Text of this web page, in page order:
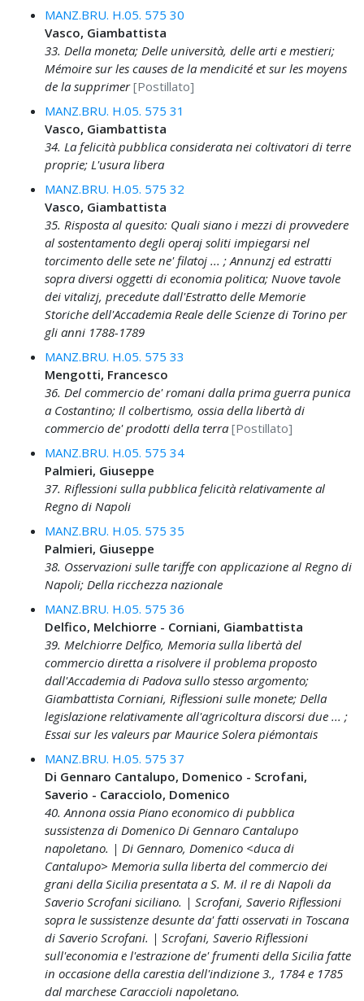
MANZ.BRU. H.05. 575 30
Vasco, Giambattista
33. Della moneta; Delle università, delle arti e mestieri;
Mémoire sur les causes de la mendicité et sur les moyens
de la supprimer [Postillato]
MANZ.BRU. H.05. 575 31
Vasco, Giambattista
34. La felicità pubblica considerata nei coltivatori di terre
proprie; L'usura libera
MANZ.BRU. H.05. 575 32
Vasco, Giambattista
35. Risposta al quesito: Quali siano i mezzi di provvedere
al sostentamento degli operaj soliti impiegarsi nel
torcimento delle sete ne' filatoj ... ; Annunzj ed estratti
sopra diversi oggetti di economia politica; Nuove tavole
dei vitalizj, precedute dall'Estratto delle Memorie
Storiche dell'Accademia Reale delle Scienze di Torino per
gli anni 1788-1789
MANZ.BRU. H.05. 575 33
Mengotti, Francesco
36. Del commercio de' romani dalla prima guerra punica
a Costantino; Il colbertismo, ossia della libertà di
commercio de' prodotti della terra [Postillato]
MANZ.BRU. H.05. 575 34
Palmieri, Giuseppe
37. Riflessioni sulla pubblica felicità relativamente al
Regno di Napoli
MANZ.BRU. H.05. 575 35
Palmieri, Giuseppe
38. Osservazioni sulle tariffe con applicazione al Regno di
Napoli; Della ricchezza nazionale
MANZ.BRU. H.05. 575 36
Delfico, Melchiorre - Corniani, Giambattista
39. Melchiorre Delfico, Memoria sulla libertà del
commercio diretta a risolvere il problema proposto
dall'Accademia di Padova sullo stesso argomento;
Giambattista Corniani, Riflessioni sulle monete; Della
legislazione relativamente all'agricoltura discorsi due ... ;
Essai sur les valeurs par Maurice Solera piémontais
MANZ.BRU. H.05. 575 37
Di Gennaro Cantalupo, Domenico - Scrofani,
Saverio - Caracciolo, Domenico
40. Annona ossia Piano economico di pubblica
sussistenza di Domenico Di Gennaro Cantalupo
napoletano. | Di Gennaro, Domenico <duca di
Cantalupo> Memoria sulla liberta del commercio dei
grani della Sicilia presentata a S. M. il re di Napoli da
Saverio Scrofani siciliano. | Scrofani, Saverio Riflessioni
sopra le sussistenze desunte da' fatti osservati in Toscana
di Saverio Scrofani. | Scrofani, Saverio Riflessioni
sull'economia e l'estrazione de' frumenti della Sicilia fatte
in occasione della carestia dell'indizione 3., 1784 e 1785
dal marchese Caraccioli napoletano.